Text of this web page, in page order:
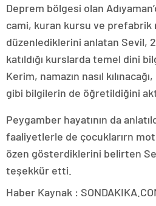
Deprem bölgesi olan
cami, kuran kursu ve
düzenlediklerini anlatan Sevil,
katıldığı kurslarda temel dini
Kerim, namazın nasıl
gibi bilgilerin de öğretildiğini
Peygamber hayatının da
faaliyetlerle de çocuklarırn
özen gösterdiklerini belirten
teşekkür etti.
Haber Kaynak :